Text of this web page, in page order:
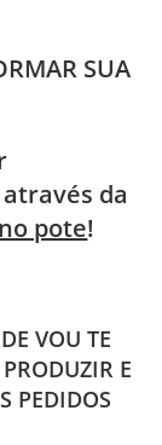
SUA
da
pote!
VOU TE
E
PEDIDOS